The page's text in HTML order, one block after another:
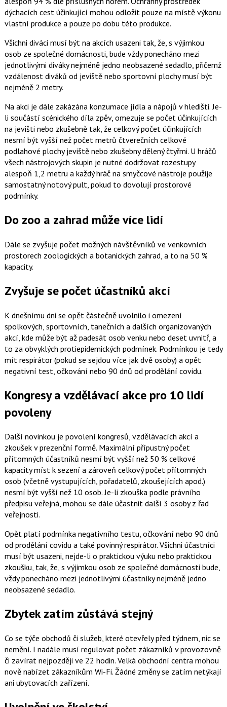
dýchacích cest účinkující mohou odložit pouze na místě výkonu
vlastní produkce a pouze po dobu této produkce.
Všichni diváci musí být na akcích usazeni tak, že, s výjimkou
osob ze společné domácnosti, bude vždy ponecháno mezi
jednotlivými diváky nejméně jedno neobsazené sedadlo, přičemž
vzdálenost diváků od jeviště nebo sportovní plochy musí být
nejméně 2 metry.
Na akci je dále zakázána konzumace jídla a nápojů v hledišti. Je-
li součástí scénického díla zpěv, omezuje se počet účinkujících
na jevišti nebo zkušebně tak, že celkový počet účinkujících
nesmí být vyšší než počet metrů čtverečních celkové
podlahové plochy jeviště nebo zkušebny dělený čtyřmi. U hráčů
všech nástrojových skupin je nutné dodržovat rozestupy
alespoň 1,2 metru a každý hráč na smyčcové nástroje použije
samostatný notový pult, pokud to dovolují prostorové
podmínky.
Do zoo a zahrad může více lidí
Dále se zvyšuje počet možných návštěvníků ve venkovních
prostorech zoologických a botanických zahrad, a to na 50 %
kapacity.
Zvyšuje se počet účastníků akcí
K dnešnímu dni se opět částečně uvolnilo i omezení
spolkových, sportovních, tanečních a dalších organizovaných
akcí, kde může být až padesát osob venku nebo deset uvnitř, a
to za obvyklých protiepidemických podmínek. Podmínkou je tedy
mít respirátor (pokud se sejdou více jak dvě osoby) a opět
negativní test, očkování nebo 90 dnů od prodělání covidu.
Kongresy a vzdělávací akce pro 10 lidí
povoleny
Další novinkou je povolení kongresů, vzdělávacích akcí a
zkoušek v prezenční formě. Maximální přípustný počet
přítomných účastníků nesmí být vyšší než 50 % celkové
kapacity míst k sezení a zároveň celkový počet přítomných
osob (včetně vystupujících, pořadatelů, zkoušejících apod.)
nesmí být vyšší než 10 osob. Je-li zkouška podle právního
předpisu veřejná, mohou se dále účastnit další 3 osoby z řad
veřejnosti.
Opět platí podmínka negativního testu, očkování nebo 90 dnů
od prodělání covidu a také povinný respirátor. Všichni účastníci
musí být usazeni, nejde-li o praktickou výuku nebo praktickou
zkoušku, tak, že, s výjimkou osob ze společné domácnosti bude,
vždy ponecháno mezi jednotlivými účastníky nejméně jedno
neobsazené sedadlo.
Zbytek zatím zůstává stejný
Co se týče obchodů či služeb, které otevřely před týdnem, nic se
nemění. I nadále musí regulovat počet zákazníků v provozovně
či zavírat nejpozději ve 22 hodin. Velká obchodní centra mohou
nově nabízet zákazníkům Wi-Fi. Žádné změny se zatím netýkají
ani ubytovacích zařízení.